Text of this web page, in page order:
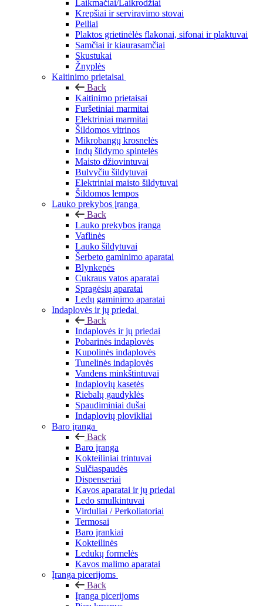
Laikmačiai/Laikrodžiai
Krepšiai ir serviravimo stovai
Peiliai
Plaktos grietinėlės flakonai, sifonai ir plaktuvai
Samčiai ir kiaurasamčiai
Skustukai
Žnyplės
Kaitinimo prietaisai
Back
Kaitinimo prietaisai
Furšetiniai marmitai
Elektriniai marmitai
Šildomos vitrinos
Mikrobangų krosnelės
Indų šildymo spintelės
Maisto džiovintuvai
Bulvyčiu šildytuvai
Elektriniai maisto šildytuvai
Šildomos lempos
Lauko prekybos įranga
Back
Lauko prekybos įranga
Vaflinės
Lauko šildytuvai
Šerbeto gaminimo aparatai
Blynkepės
Cukraus vatos aparatai
Spragėsių aparatai
Ledų gaminimo aparatai
Indaplovės ir jų priedai
Back
Indaplovės ir jų priedai
Pobarinės indaplovės
Kupolinės indaplovės
Tunelinės indaplovės
Vandens minkštintuvai
Indaplovių kasetės
Riebalų gaudyklės
Spaudiminiai dušai
Indaplovių plovikliai
Baro įranga
Back
Baro įranga
Kokteiliniai trintuvai
Sulčiaspaudės
Dispenseriai
Kavos aparatai ir jų priedai
Ledo smulkintuvai
Virduliai / Perkoliatoriai
Termosai
Baro įrankiai
Kokteilinės
Ledukų formelės
Kavos malimo aparatai
Įranga picerijoms
Back
Įranga picerijoms